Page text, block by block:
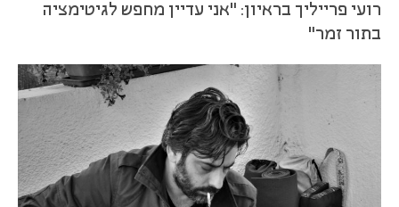
רועי פרייליך בראיון: "אני עדיין מחפש לגיטימציה
בתור זמר"